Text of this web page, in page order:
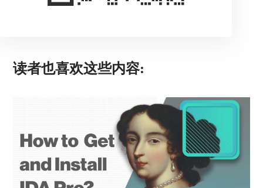
读者也喜欢这些内容: